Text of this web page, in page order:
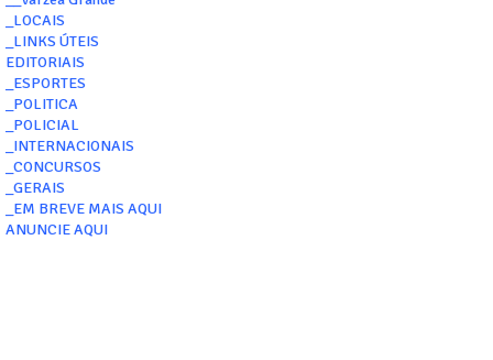
_LOCAIS
_LINKS ÚTEIS
EDITORIAIS
_ESPORTES
_POLITICA
_POLICIAL
_INTERNACIONAIS
_CONCURSOS
_GERAIS
_EM BREVE MAIS AQUI
ANUNCIE AQUI